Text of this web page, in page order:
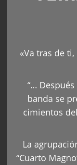
«Va tras de
“…
banda se
cimientos
La
“Cuarto